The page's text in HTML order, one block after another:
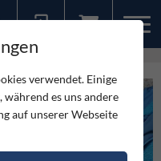
verwendet. Einige
es uns andere
auf unserer Webseite